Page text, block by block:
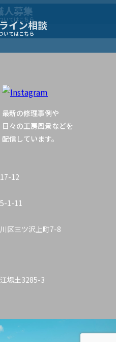
人募集
いてはこちら
イン相談
いてはこちら
最新の修理事例や
日々の工房風景などを
配信しています。
12
1-11
区三ツ沢上町7-8
場土3285-3